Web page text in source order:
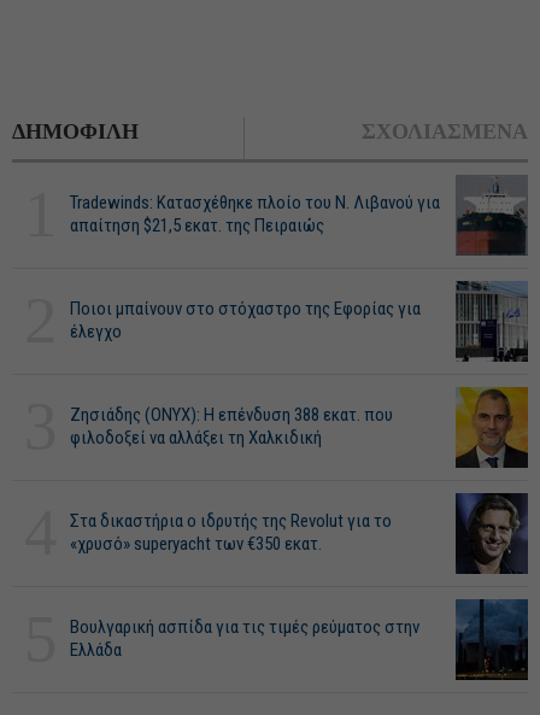
ΔΗΜΟΦΙΛΗ ΣΧΟΛΙΑΣΜΕΝΑ
Tradewinds: Κατασχέθηκε πλοίο του Ν. Λιβανού για
απαίτηση $21,5 εκατ. της Πειραιώς
Ποιοι μπαίνουν στο στόχαστρο της Εφορίας για
έλεγχο
Ζησιάδης (ONYX): Η επένδυση 388 εκατ. που
φιλοδοξεί να αλλάξει τη Χαλκιδική
Στα δικαστήρια ο ιδρυτής της Revolut για το
«χρυσό» superyacht των €350 εκατ.
Βουλγαρική ασπίδα για τις τιμές ρεύματος στην
Ελλάδα